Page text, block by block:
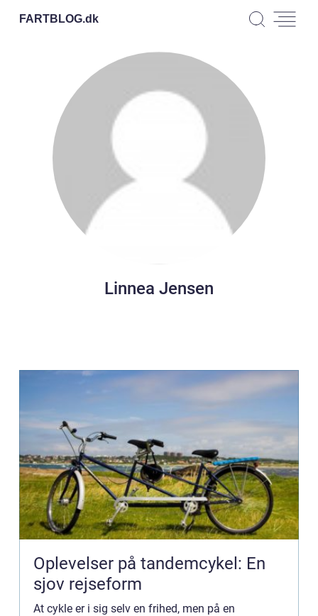
FARTBLOG.dk
Linnea Jensen
Oplevelser på tandemcykel: En
sjov rejseform
At cykle er i sig selv en frihed, men på en